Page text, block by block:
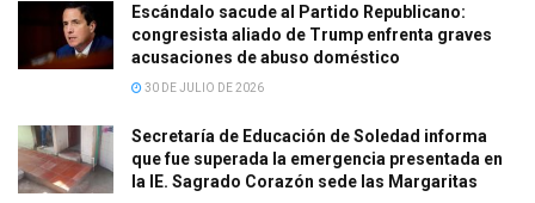
Escándalo sacude al Partido Republicano:
congresista aliado de Trump enfrenta graves
acusaciones de abuso doméstico
30 DE JULIO DE 2026
Secretaría de Educación de Soledad informa
que fue superada la emergencia presentada en
la IE. Sagrado Corazón sede las Margaritas